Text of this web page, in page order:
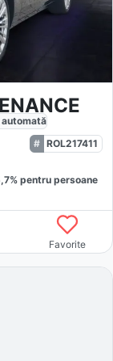
automată
ROL217411
% pentru persoane
Favorite